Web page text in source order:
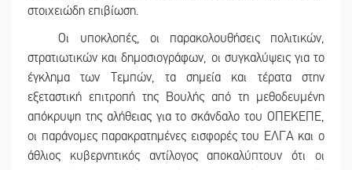
στοιχειώδη επιβίωση.
Οι υποκλοπές, οι παρακολουθήσεις πολιτικών,
στρατιωτικών και δημοσιογράφων, οι συγκαλύψεις για το
έγκλημα των Τεμπών, τα σημεία και τέρατα στην
εξεταστική επιτροπή της Βουλής από τη μεθοδευμένη
απόκρυψη της αλήθειας για το σκάνδαλο του ΟΠΕΚΕΠΕ,
οι παράνομες παρακρατημένες εισφορές του ΕΛΓΑ και ο
άθλιος κυβερνητικός αντίλογος αποκαλύπτουν ότι οι